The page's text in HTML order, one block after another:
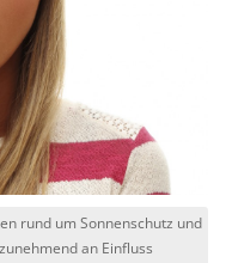
rund um Sonnenschutz und
an Einfluss